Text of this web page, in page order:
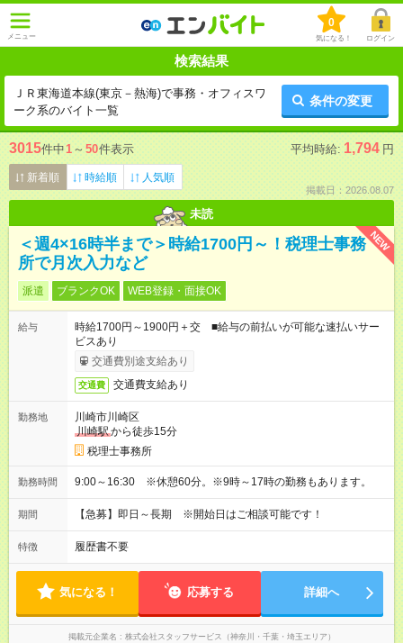
メニュー
0
気になる！ ログイン
検索結果
ＪＲ東海道本線(東京－熱海)で事務・オフィスワ
ーク系のバイト一覧
条件の変更
3015件中1 ～ 50件表示 平均時給: 1,794 円
新着順 時給順 人気順
掲載日：2026.08.07
未読
NEW
＜週4×16時半まで＞時給1700円～！税理士事務
所で月次入力など
派遣 ブランクOK WEB登録・面接OK
給与
時給1700円～1900円＋交 ■給与の前払いが可能な速払いサー
ビスあり
交通費別途支給あり
交通費 交通費支給あり
勤務地
川崎市川崎区
川崎駅から徒歩15分
税理士事務所
勤務時間 9:00～16:30 ※休憩60分。※9時～17時の勤務もあります。
期間 【急募】即日～長期 ※開始日はご相談可能です！
特徴 履歴書不要
気になる！ 応募する 詳細へ
掲載元企業名 株式会社スタッフサービス（神奈川・千葉・埼玉エリア）